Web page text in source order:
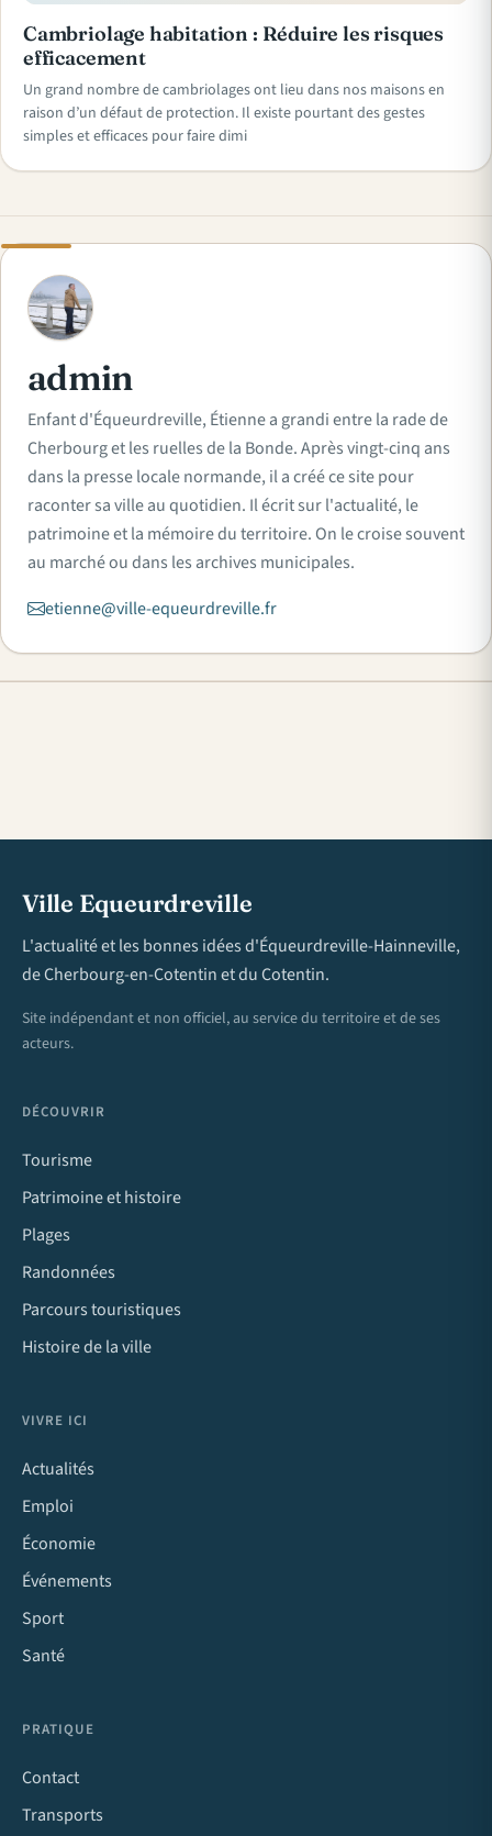
Cambriolage habitation : Réduire les risques
efficacement
Un grand nombre de cambriolages ont lieu dans nos maisons en
raison d’un défaut de protection. Il existe pourtant des gestes
simples et efficaces pour faire dimi
A
admin
Enfant d'Équeurdreville, Étienne a grandi entre la rade de
Cherbourg et les ruelles de la Bonde. Après vingt-cinq ans
dans la presse locale normande, il a créé ce site pour
raconter sa ville au quotidien. Il écrit sur l'actualité, le
patrimoine et la mémoire du territoire. On le croise souvent
au marché ou dans les archives municipales.
etienne@ville-equeurdreville.fr
Ville Equeurdreville
L'actualité et les bonnes idées d'Équeurdreville-Hainneville,
de Cherbourg-en-Cotentin et du Cotentin.
Site indépendant et non officiel, au service du territoire et de ses
acteurs.
DÉCOUVRIR
Tourisme
Patrimoine et histoire
Plages
Randonnées
Parcours touristiques
Histoire de la ville
VIVRE ICI
Actualités
Emploi
Économie
Événements
Sport
Santé
PRATIQUE
Contact
Transports